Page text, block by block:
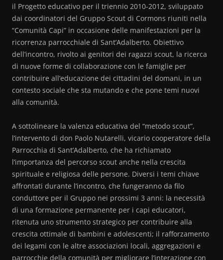
il Progetto educativo per il triennio 2010-2012, sviluppato
dai coordinatori del Gruppo Scout di Cormons riuniti nella
“Comunità Capi” in occasione delle manifestazioni per la
ricorrenza parrocchiale di Sant’Adalberto. Obiettivo
dell’incontro, rivolto ai genitori dei ragazzi scout, la ricerca
di nuove forme di collaborazione con le famiglie per
contribuire all’educazione dei cittadini del domani, in un
contesto sociale che sta mutando e che pone temi nuovi
alla comunità.
A sottolineare la valenza educativa del “metodo scout”,
l’intervento di don Paolo Nutarelli, vicario cooperatore della
Parrocchia di Sant’Adalberto, che ha richiamato
l’importanza del percorso scout anche nella crescita
spirituale e religiosa delle persone. Diversi i temi chiave
affrontati durante l’incontro, che fungeranno da filo
conduttore per il Gruppo nei prossimi 3 anni: la necessità
di una formazione permanente per i capi educatori,
ritenuta uno strumento strategico per contribuire alla
crescita ottimale di bambini e adolescenti; il rafforzamento
dei legami con le altre associazioni locali, aggregazioni e
parrocchie della comunità per migliorare l’interazione con